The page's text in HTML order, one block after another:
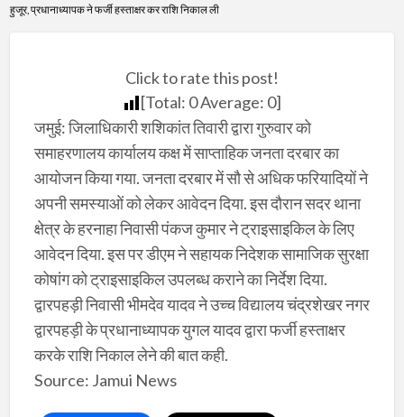
हुजूर, प्रधानाध्यापक ने फर्जी हस्ताक्षर कर राशि निकाल ली
Click to rate this post!
[Total: 0Average: 0]
जमुई: जिलाधिकारी शशिकांत तिवारी द्वारा गुरुवार को
समाहरणालय कार्यालय कक्ष में साप्ताहिक जनता दरबार का
आयोजन किया गया. जनता दरबार में सौ से अधिक फरियादियों ने
अपनी समस्याओं को लेकर आवेदन दिया. इस दौरान सदर थाना
क्षेत्र के हरनाहा निवासी पंकज कुमार ने ट्राइसाइकिल के लिए
आवेदन दिया. इस पर डीएम ने सहायक निदेशक सामाजिक सुरक्षा
कोषांग को ट्राइसाइकिल उपलब्ध कराने का निर्देश दिया.
द्वारपहड़ी निवासी भीमदेव यादव ने उच्च विद्यालय चंद्रशेखर नगर
द्वारपहड़ी के प्रधानाध्यापक युगल यादव द्वारा फर्जी हस्ताक्षर
करके राशि निकाल लेने की बात कही.
Source: Jamui News